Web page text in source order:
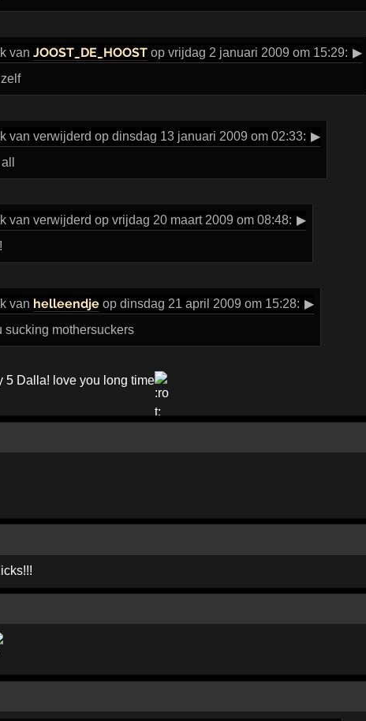
van JOOST_DE_HOOSTop vrijdag 2 januari 2009 om 15:29: ▶
van verwijderd op dinsdag 13 januari 2009 om 02:33: ▶
van verwijderd op vrijdag 20 maart 2009 om 08:48: ▶
van helleendjeop dinsdag 21 april 2009 om 15:28: ▶
sucking mothersuckers
5 Dalla! love you long time